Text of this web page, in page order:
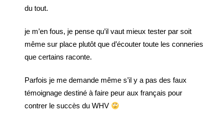
du tout.
je m’en fous, je pense qu’il vaut mieux tester par soit
même sur place plutôt que d’écouter toute les conneries
que certains raconte.
Parfois je me demande même s’il y a pas des faux
témoignage destiné à faire peur aux français pour
contrer le succès du WHV